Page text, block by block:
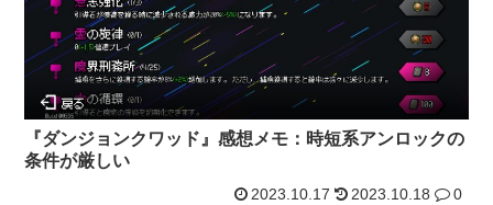
『ダンジョンクワッド』感想メモ：時短系アンロックの
条件が厳しい
2023.10.17 2023.10.18 0